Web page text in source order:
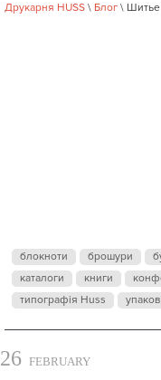
Друкарня HUSS \ Блог \ Шитье
блокноти брошури
каталоги
книги
типографія Huss
26 FEBRUARY